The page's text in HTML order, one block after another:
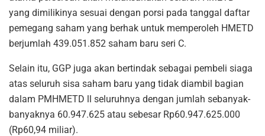
yang dimilikinya sesuai dengan porsi pada tanggal daftar
pemegang saham yang berhak untuk memperoleh HMETD
berjumlah 439.051.852 saham baru seri C.
Selain itu, GGP juga akan bertindak sebagai pembeli siaga
atas seluruh sisa saham baru yang tidak diambil bagian
dalam PMHMETD ll seluruhnya dengan jumlah sebanyak-
banyaknya 60.947.625 atau sebesar Rp60.947.625.000
(Rp60,94 miliar).